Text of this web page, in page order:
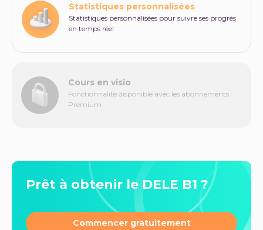
Statistiques personnalisées
Statistiques personnalisées pour suivre ses progrès
en temps réel
Cours en visio
Fonctionnalité disponible avec les abonnements
Premium
Prêt à obtenir le DELE B1 ?
Commencer gratuitement